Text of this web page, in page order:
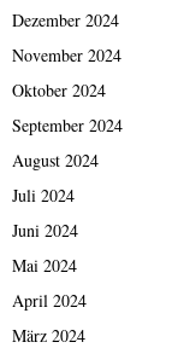
Dezember 2024
November 2024
Oktober 2024
September 2024
August 2024
Juli 2024
Juni 2024
Mai 2024
April 2024
März 2024